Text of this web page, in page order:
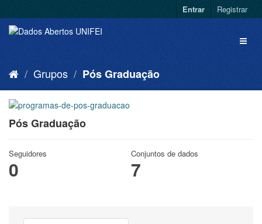
Entrar Registrar
Grupos Pós Graduação
Pós Graduação
Seguidores
0
Conjuntos de dados
7